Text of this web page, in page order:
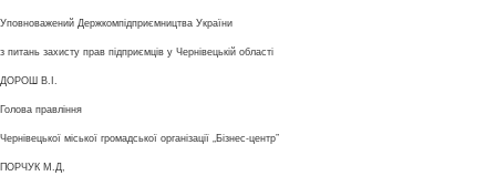
Уповноважений Держкомпідприємництва України
з питань захисту прав підприємців у Чернівецькій області
ДОРОШ В.І.
Голова правління
Чернівецької міської громадської організації „Бізнес-центр”
ПОРЧУК М.Д,